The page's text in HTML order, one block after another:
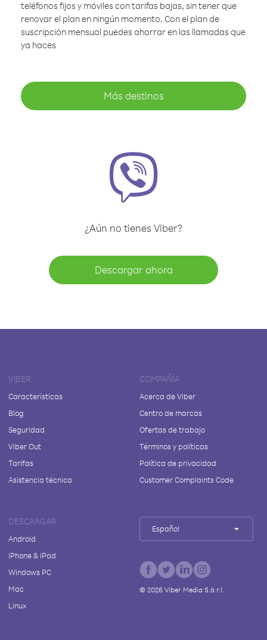
teléfonos fijos y móviles con tarifas bajas, sin tener que
renovar el plan en ningún momento. Con el plan de
suscripción mensual puedes ahorrar en las llamadas que
ya haces
Más destinos
¿Aún no tienes Viber?
Descargar ahora
VIBER
Características
Blog
Seguridad
Viber Out
Tarifas
Asistencia técnica
COMPAÑÍA
Acerca de Viber
Centro de marcas
Ofertas de trabajo
Términos y políticas
Política de privacidad
Customer Complaints Code
DESCARGAR
Android
iPhone & iPad
Windows PC
Mac
Linux
Español
© 2026Viber Media S.à r.l.